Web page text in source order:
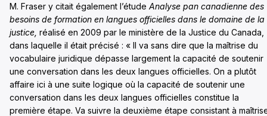
M. Fraser y citait également l’étude Analyse pan canadienne des
besoins de formation en langues officielles dans le domaine de la
justice, réalisé en 2009 par le ministère de la Justice du Canada,
dans laquelle il était précisé : « Il va sans dire que la maîtrise du
vocabulaire juridique dépasse largement la capacité de soutenir
une conversation dans les deux langues officielles. On a plutôt
affaire ici à une suite logique où la capacité de soutenir une
conversation dans les deux langues officielles constitue la
première étape. Va suivre la deuxième étape consistant à maî